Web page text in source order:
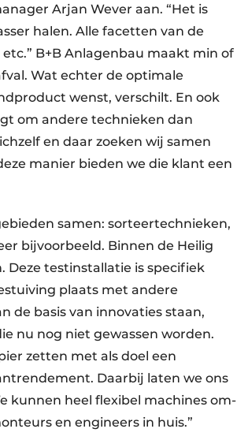
Arjan Wever aan. “Het is
halen. Alle facetten van de
B+B Anlagenbau maakt min of
Wat echter de optimale
wenst, verschilt. En ook
om andere technieken dan
en daar zoeken wij samen
manier bieden we die klant een
samen: sorteertechnieken,
bijvoorbeeld. Binnen de Heilig
Deze testinstallatie is specifiek
plaats met andere
de basis van innovaties staan,
nu nog niet gewassen worden.
zetten met als doel een
Daarbij laten we ons
kunnen heel flexibel machines om-
en engineers in huis.”